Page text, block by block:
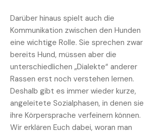
Darüber hinaus spielt auch die
Kommunikation zwischen den Hunden
eine wichtige Rolle. Sie sprechen zwar
bereits Hund, müssen aber die
unterschiedlichen „Dialekte“ anderer
Rassen erst noch verstehen lernen.
Deshalb gibt es immer wieder kurze,
angeleitete Sozialphasen, in denen sie
ihre Körpersprache verfeinern können.
Wir erklären Euch dabei, woran man